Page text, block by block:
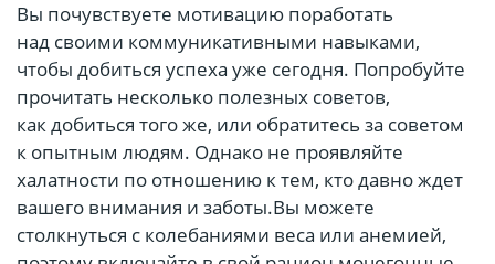
Вы почувствуете мотивацию поработать
над своими коммуникативными навыками,
чтобы добиться успеха уже сегодня. Попробуйте
прочитать несколько полезных советов,
как добиться того же, или обратитесь за советом
к опытным людям. Однако не проявляйте
халатности по отношению к тем, кто давно ждет
вашего внимания и заботы.Вы можете
столкнуться с колебаниями веса или анемией,